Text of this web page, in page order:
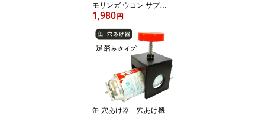
モリンガ ウコン サプリ
与論島 薬草パパイヤ農園
モリンガ鬱金 150粒 【1
0％対象】
1,980円
缶 穴あけ器 穴あけ機